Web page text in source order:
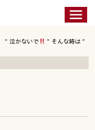
＂泣かないで
＂そんな時は＂